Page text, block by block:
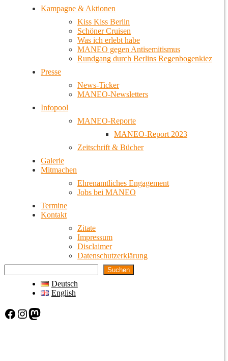
Kampagne & Aktionen
Kiss Kiss Berlin
Schöner Cruisen
Was ich erlebt habe
MANEO gegen Antisemitismus
Rundgang durch Berlins Regenbogenkiez
Presse
News-Ticker
MANEO-Newsletters
Infopool
MANEO-Reporte
MANEO-Report 2023
Zeitschrift & Bücher
Galerie
Mitmachen
Ehrenamtliches Engagement
Jobs bei MANEO
Termine
Kontakt
Zitate
Impressum
Disclaimer
Datenschutzerklärung
Suchen
Deutsch
English
Facebook Instagram Mastodon